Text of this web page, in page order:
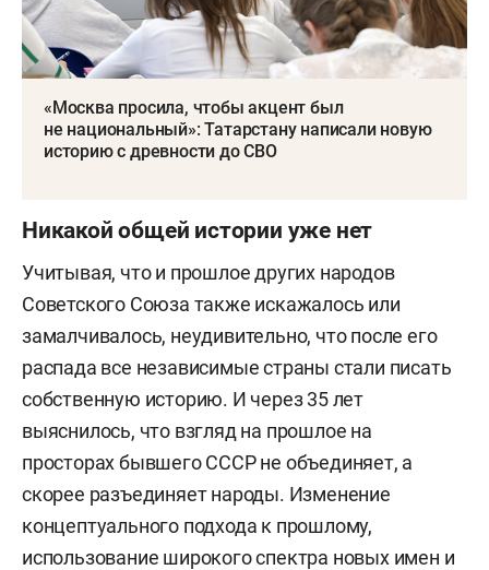
«Москва просила, чтобы акцент был
не национальный»: Татарстану написали новую
историю с древности до СВО
Никакой общей истории уже нет
Учитывая, что и прошлое других народов
Советского Союза также искажалось или
замалчивалось, неудивительно, что после его
распада все независимые страны стали писать
собственную историю. И через 35 лет
выяснилось, что взгляд на прошлое на
просторах бывшего СССР не объединяет, а
скорее разъединяет народы. Изменение
концептуального подхода к прошлому,
использование широкого спектра новых имен и